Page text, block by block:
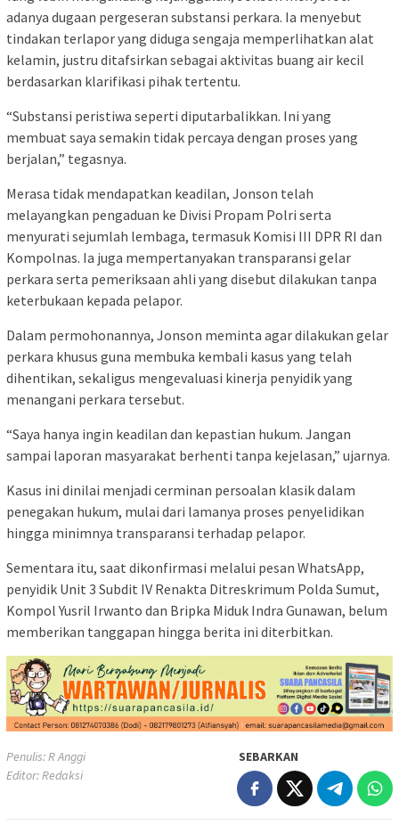
adanya dugaan pergeseran substansi perkara. Ia menyebut
tindakan terlapor yang diduga sengaja memperlihatkan alat
kelamin, justru ditafsirkan sebagai aktivitas buang air kecil
berdasarkan klarifikasi pihak tertentu.
‎“Substansi peristiwa seperti diputarbalikkan. Ini yang
membuat saya semakin tidak percaya dengan proses yang
berjalan,” tegasnya.
‎Merasa tidak mendapatkan keadilan, Jonson telah
melayangkan pengaduan ke Divisi Propam Polri serta
menyurati sejumlah lembaga, termasuk Komisi III DPR RI dan
Kompolnas. Ia juga mempertanyakan transparansi gelar
perkara serta pemeriksaan ahli yang disebut dilakukan tanpa
keterbukaan kepada pelapor.
‎Dalam permohonannya, Jonson meminta agar dilakukan gelar
perkara khusus guna membuka kembali kasus yang telah
dihentikan, sekaligus mengevaluasi kinerja penyidik yang
menangani perkara tersebut.
‎‎“Saya hanya ingin keadilan dan kepastian hukum. Jangan
sampai laporan masyarakat berhenti tanpa kejelasan,” ujarnya.
‎‎Kasus ini dinilai menjadi cerminan persoalan klasik dalam
penegakan hukum, mulai dari lamanya proses penyelidikan
hingga minimnya transparansi terhadap pelapor.
‎Sementara itu, saat dikonfirmasi melalui pesan WhatsApp,
penyidik Unit 3 Subdit IV Renakta Ditreskrimum Polda Sumut,
Kompol Yusril Irwanto dan Bripka Miduk Indra Gunawan, belum
memberikan tanggapan hingga berita ini diterbitkan.
Penulis: R Anggi
Editor: Redaksi
SEBARKAN